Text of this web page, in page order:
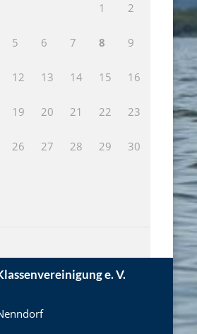
1 2
5 6 7 8 9
12 13 14 15 16
19 20 21 22 23
26 27 28 29 30
e. V.